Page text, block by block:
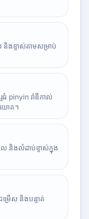
ងខ្ទាស់តាមសម្រាប់
pinyin រ៉ាឌីកាល់
យោគ។
និងលំដាប់ខ្ទាស់ក្នុង
រើស និងបន្ទាត់